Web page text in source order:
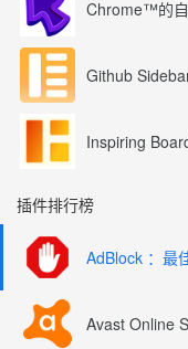
Github
Inspiring
插件排行榜
Avast Online